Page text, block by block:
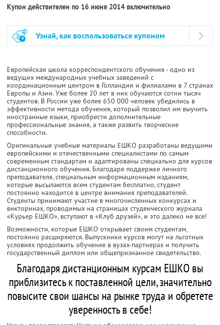
Купон действителен по 16 июня 2014 включительно
Узнай, как воспользоваться купоном
Европейская школа корреспондентского обучения - одно из
ведущих международных учебных заведений с
координационным центром в Голландии и филиалами в 7 странах
Европы и Азии. Уже более 20 лет в них обучаются сотни тысяч
студентов. В России уже более 650 000 человек убедились в
эффективности метода обучения, который позволил им выучить
иностранные языки, приобрести дополнительные
профессиональные знания, а также развить творческие
способности.
Оригинальные учебные материалы ЕШКО разработаны ведущими
европейскими и отечественными специалистами по самым
современным стандартам и адаптированы специально для курсов
дистанционного обучения. Благодаря поддержке личного
преподавателя, специальным информационным изданиям,
которые высылаются всем студентам бесплатно, студент
постоянно находится в центре внимания преподавателей.
Студенты принимают участие в многочисленных конкурсах и
викторинах, проводимых на страницах студенческого журнала
«Курьер ЕШКО», вступают в «Клуб друзей», и это далеко не все!
Возможности, которые ЕШКО открывает своим студентам,
постоянно расширяются. Выпускники курсов могут на льготных
условиях продолжить обучение в вузах-партнерах и получить
государственный диплом или общепризнанное свидетельство.
Благодаря дистанционным курсам ЕШКО вы
приблизитесь к поставленной цели, значительно
повысите свои шансы на рынке труда и обретете
уверенность в себе!